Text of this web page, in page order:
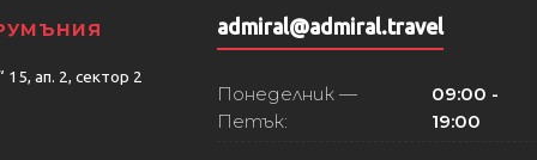
ап. 2, сектор 2
admiral@admiral.travel
Понеделник —
Петък:
09:00 -
19:00